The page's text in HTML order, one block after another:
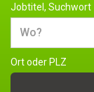
Jobtitel, Suchwort
Ort oder PLZ